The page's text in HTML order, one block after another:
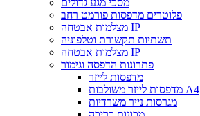
מסכי מגע גדולים
פלוטרים מדפסות פורמט רחב
מצלמות אבטחה IP
תשתיות תקשורת וטלפוניה
מצלמות אבטחה IP
פתרונות הדפסה וגימור
מדפסות לייזר
מדפסות לייזר משולבות A4
מגרסות נייר משרדיות